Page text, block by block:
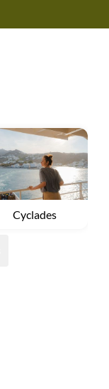
Voyage
Cyclades